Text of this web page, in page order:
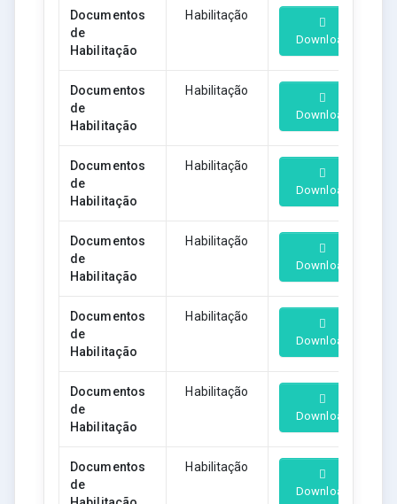
Documentos
de
Habilitação
Habilitação
Download
Documentos
de
Habilitação
Habilitação
Download
Documentos
de
Habilitação
Habilitação
Download
Documentos
de
Habilitação
Habilitação
Download
Documentos
de
Habilitação
Habilitação
Download
Documentos
de
Habilitação
Habilitação
Download
Documentos
de
Habilitação
Download